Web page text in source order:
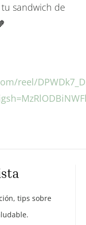
sandwich de
reel/
tips sobre